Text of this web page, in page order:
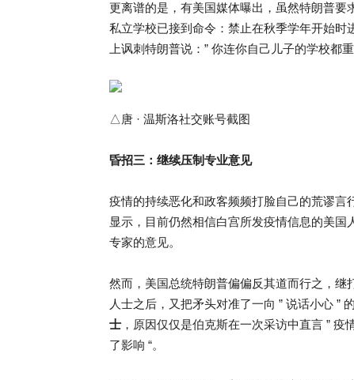
更离谱的是，有美国媒体曝出，虽然特朗普要
私立学校已接到命令：禁止在秋季学年开始时
上讽刺特朗普说：” 你连你自己儿子的学校
△唐 · 温斯洛社交账号截图
昏招三：继续压制专业意见
疫情的持续恶化和政客频频打脸自己的荒谬
显示，目前仍然相信白宫所发疫情信息的美
专家的意见。
然而，美国总统特朗普偏偏反其道而行之，继
人士之后，又把矛头对准了一向 ” 说话小心 ” 的
士 ，原因仅仅是伯克斯在一次采访中直言 ”
了影响 “。